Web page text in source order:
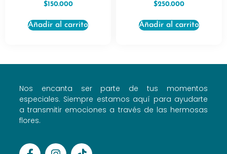
$150.000
Añadir al carrito
$250.000
Añadir al carrito
Nos encanta ser parte de tus momentos
especiales. Siempre estamos aquí para ayudarte
a transmitir emociones a través de las hermosas
flores.